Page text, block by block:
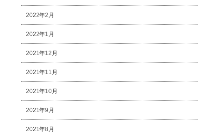
2022年2月
2022年1月
2021年12月
2021年11月
2021年10月
2021年9月
2021年8月